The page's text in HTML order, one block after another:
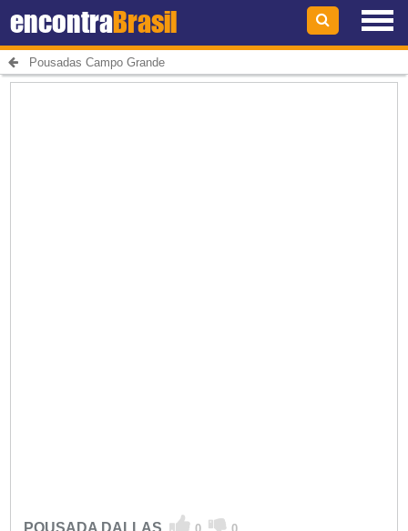
encontraBrasil
Pousadas Campo Grande
POUSADA DALLAS